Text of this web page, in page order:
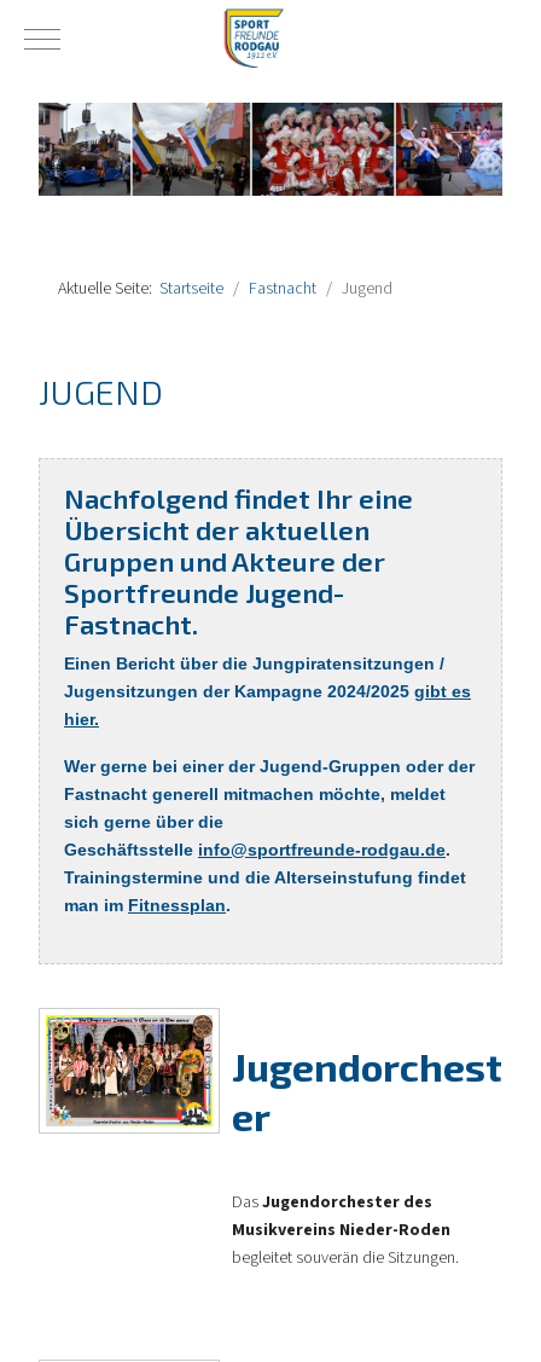
Mobile Menu Toggle
Aktuelle Seite: Startseite Fastnacht Jugend
JUGEND
Nachfolgend findet Ihr eine
Übersicht der aktuellen
Gruppen und Akteure der
Sportfreunde Jugend-
Fastnacht.
Einen Bericht über die Jungpiratensitzungen /
Jugensitzungen der Kampagne 2024/2025 gibt es
hier.
Wer gerne bei einer der Jugend-Gruppen oder der
Fastnacht generell mitmachen möchte, meldet
sich gerne über die
Geschäftsstelle info@sportfreunde-rodgau.de.
Trainingstermine und die Alterseinstufung findet
man im Fitnessplan.
Jugendorchest
er
DasJugendorchester des
Musikvereins Nieder-Roden
begleitet souverän die Sitzungen.